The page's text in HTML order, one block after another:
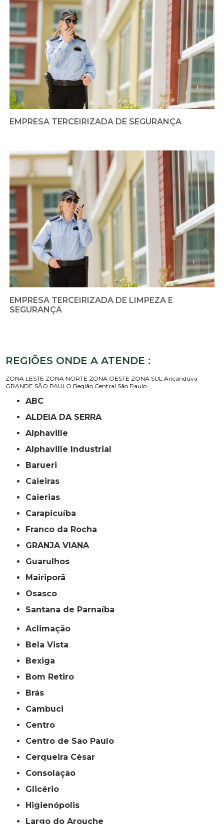
EMPRESA TERCEIRIZADA DE SEGURANÇA
EMPRESA TERCEIRIZADA DE LIMPEZA E
SEGURANÇA
REGIÕES ONDE A ATENDE :
ZONA LESTE ZONA NORTE ZONA OESTE ZONA SUL Aricanduva
GRANDE SÃO PAULO Região Central São Paulo
ABC
ALDEIA DA SERRA
Alphaville
Alphaville Industrial
Barueri
Caieiras
Caierias
Carapicuíba
Franco da Rocha
GRANJA VIANA
Guarulhos
Mairiporã
Osasco
Santana de Parnaíba
Aclimação
Bela Vista
Bexiga
Bom Retiro
Brás
Cambuci
Centro
Centro de São Paulo
Cerqueira César
Consolação
Glicério
Higienópolis
Largo do Arouche